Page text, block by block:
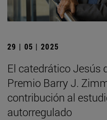
29 | 05 | 2025
El catedrático Jesús
Premio Barry J.
contribución al
autorregulado